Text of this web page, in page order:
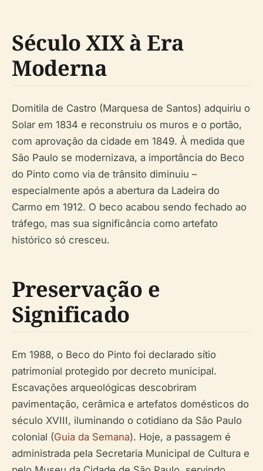
Século XIX à Era
Moderna
Domitila de Castro (Marquesa de Santos) adquiriu o
Solar em 1834 e reconstruiu os muros e o portão,
com aprovação da cidade em 1849. À medida que
São Paulo se modernizava, a importância do Beco
do Pinto como via de trânsito diminuiu –
especialmente após a abertura da Ladeira do
Carmo em 1912. O beco acabou sendo fechado ao
tráfego, mas sua significância como artefato
histórico só cresceu.
Preservação e
Significado
Em 1988, o Beco do Pinto foi declarado sítio
patrimonial protegido por decreto municipal.
Escavações arqueológicas descobriram
pavimentação, cerâmica e artefatos domésticos do
século XVIII, iluminando o cotidiano da São Paulo
colonial (Guia da Semana). Hoje, a passagem é
administrada pela Secretaria Municipal de Cultura e